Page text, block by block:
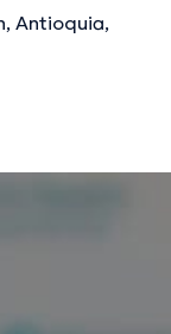
Antioquia,